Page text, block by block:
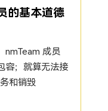
的基本道德
nmTeam 成员
容；就算无法接
和销毁